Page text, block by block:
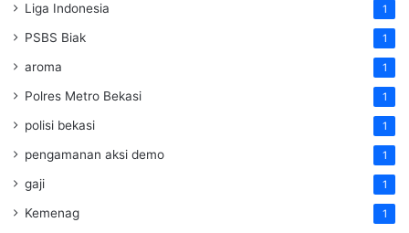
Liga Indonesia 1
PSBS Biak 1
aroma 1
Polres Metro Bekasi 1
polisi bekasi 1
pengamanan aksi demo 1
gaji 1
Kemenag 1